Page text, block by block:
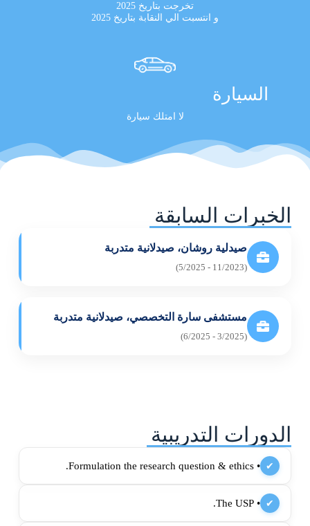
تخرجت بتاريخ 2025
و انتسبت الي النقابة بتاريخ 2025
السيارة
لا امتلك سيارة
الخبرات السابقة
صيدلية روشان، صيدلانية متدربة
(11/2023 - 5/2025)
مستشفى سارة التخصصي، صيدلانية متدربة
(3/2025 - 6/2025)
الدورات التدريبية
✔
• Formulation the research question & ethics.
✔
• The USP.